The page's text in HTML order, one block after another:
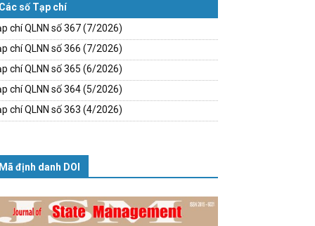
Các số Tạp chí
chí QLNN số 367 (7/2026)
chí QLNN số 366 (7/2026)
chí QLNN số 365 (6/2026)
chí QLNN số 364 (5/2026)
chí QLNN số 363 (4/2026)
Mã định danh DOI